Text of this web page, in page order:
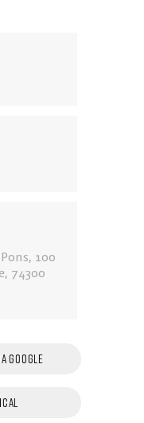
100
74300
Google